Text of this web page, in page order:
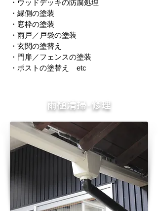
・ウッドデッキの防腐処理
・縁側の塗装
・窓枠の塗装
・雨戸／戸袋の塗装
・玄関の塗替え
・門扉／フェンスの塗装
・ポストの塗替え etc
雨樋清掃･修理